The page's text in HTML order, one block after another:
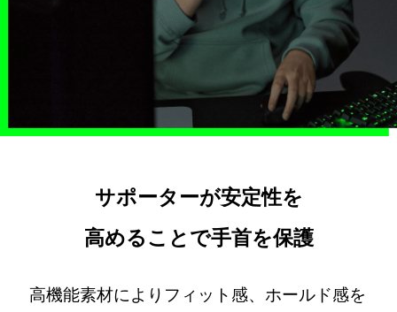
サポーターが安定性を
高めることで手首を保護
高機能素材によりフィット感、ホールド感を